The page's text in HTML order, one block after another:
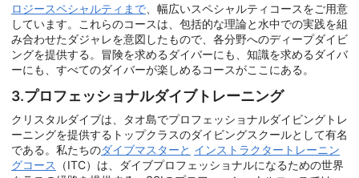
ロジースペシャルティまで、幅広いスペシャルティコースをご用意
しています。これらのコースは、包括的な理論と水中での実践を組
み合わせたダジャレを意図したもので、各分野へのディープダイビ
ングを提供する。冒険を求めるダイバーにも、知識を求めるダイバ
ーにも、すべてのダイバーが楽しめるコースがここにある。
3.プロフェッショナルダイブトレーニング
クリスタルダイブは、タオ島でプロフェッショナルダイビングトレ
ーニングを提供するトップクラスのダイビングスクールとして有名
である。私たちのダイブマスターと インストラクタートレーニン
グコース
（ITC）は、ダイブプロフェッショナルになるための世界